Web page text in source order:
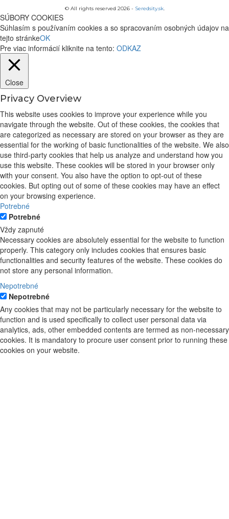
© All rights reserved 2026 - Seredsity.sk.
SÚBORY COOKIES
Súhlasím s používaním cookies a so spracovaním osobných údajov na
tejto stránkeOK
Pre viac informácií kliknite na tento: ODKAZ
Close
Privacy Overview
This website uses cookies to improve your experience while you
navigate through the website. Out of these cookies, the cookies that
are categorized as necessary are stored on your browser as they are
essential for the working of basic functionalities of the website. We also
use third-party cookies that help us analyze and understand how you
use this website. These cookies will be stored in your browser only
with your consent. You also have the option to opt-out of these
cookies. But opting out of some of these cookies may have an effect
on your browsing experience.
Potrebné
Potrebné
Vždy zapnuté
Necessary cookies are absolutely essential for the website to function
properly. This category only includes cookies that ensures basic
functionalities and security features of the website. These cookies do
not store any personal information.
Nepotrebné
Nepotrebné
Any cookies that may not be particularly necessary for the website to
function and is used specifically to collect user personal data via
analytics, ads, other embedded contents are termed as non-necessary
cookies. It is mandatory to procure user consent prior to running these
cookies on your website.